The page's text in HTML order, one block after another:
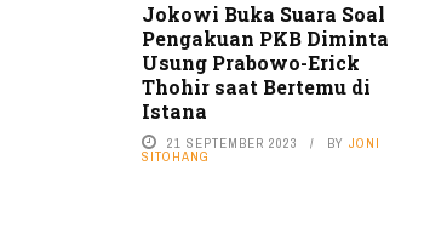
Jokowi Buka Suara Soal
Pengakuan PKB Diminta
Usung Prabowo-Erick
Thohir saat Bertemu di
Istana
21 SEPTEMBER 2023 BY JONI
SITOHANG